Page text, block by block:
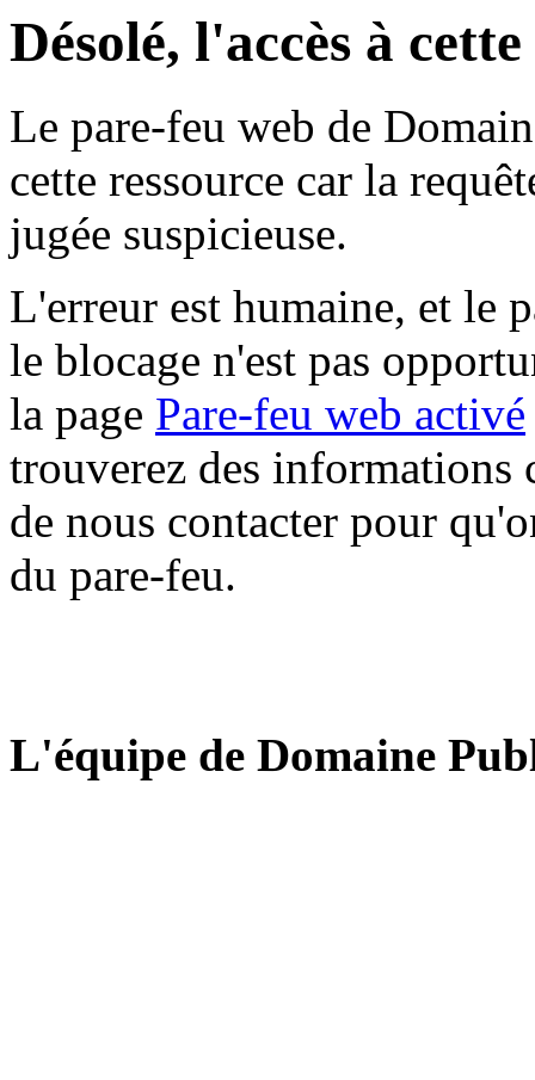
Désolé, l'accès à
Le pare-feu web de
cette ressource car la
jugée suspicieuse.
L'erreur est humaine, et le
le blocage n'est pas
la page Pare-feu web activé
trouverez des informations
de nous contacter pour
du pare-feu.
L'équipe de Domaine